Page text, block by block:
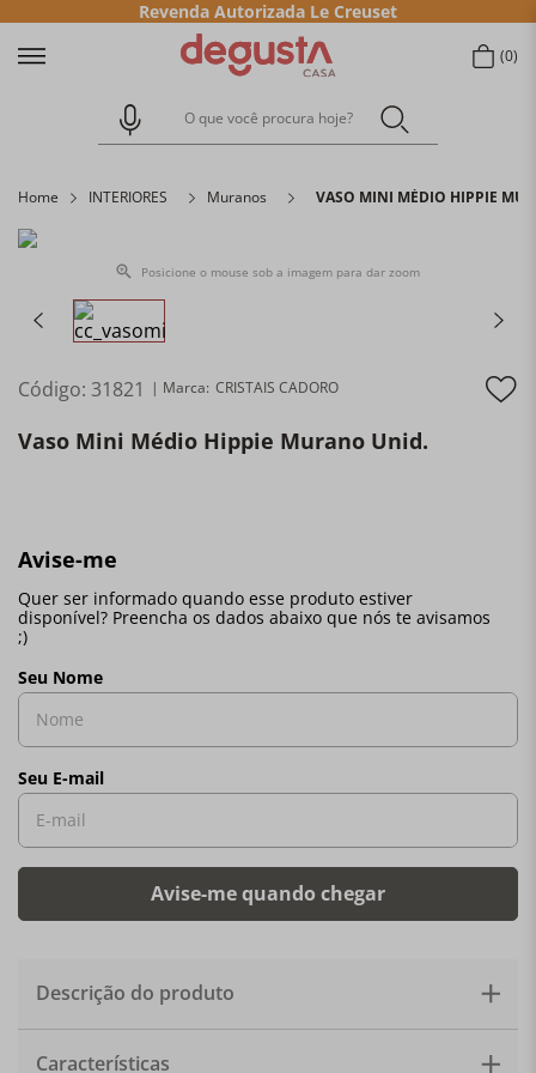
Revenda Autorizada Le Creuset
0
O que você procura hoje?
Home INTERIORES Muranos VASO MINI MÉDIO HIPPIE
Posicione o mouse sob a imagem para dar zoom
Código: 31821 CRISTAIS CADORO
Vaso Mini Médio Hippie Murano Unid.
Descrição do produto
Vasinho modelo nº 3 Hippie com Bastões trabalhados
Características